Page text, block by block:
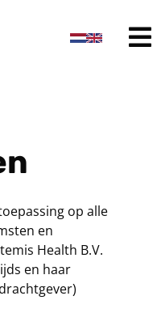
op alle
en
Health B.V.
en haar